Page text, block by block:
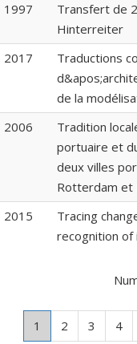
1997
Transfert de
Hinterreiter
2017
Traductions
de la
2006
Tradition
portuaire et
deux villes
Rotterdam et
2015
Tracing
recognition of
Page
1 Page
2 Page
3 Page
4